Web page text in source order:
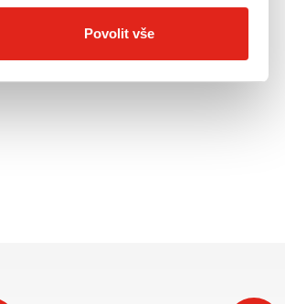
Povolit vše